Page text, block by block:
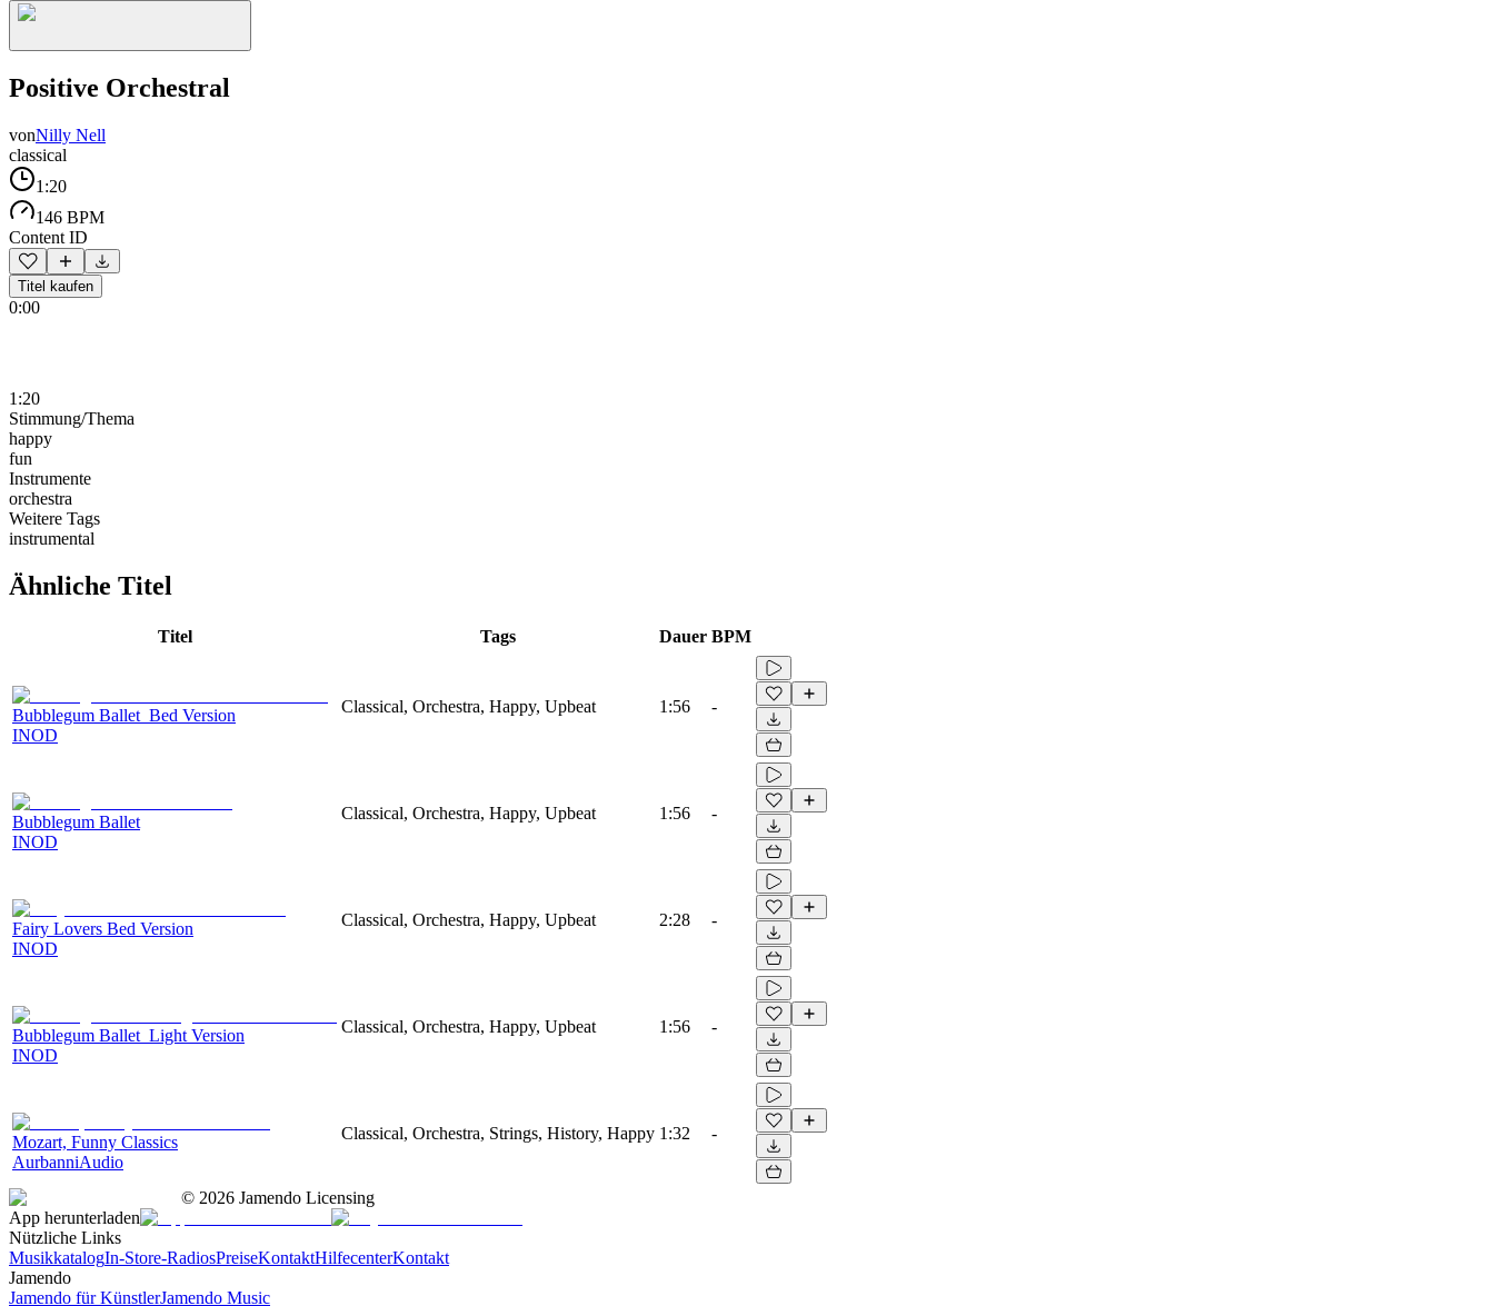
Positive Orchestral
vonNilly Nell
classical
1:20
146 BPM
Content ID
Titel kaufen
0:00
1:20
Stimmung/Thema
happy
fun
Instrumente
orchestra
Weitere Tags
instrumental
Ähnliche Titel
Titel Tags Dauer BPM
Bubblegum Ballet_Bed Version
INOD
Classical, Orchestra, Happy, Upbeat 1:56 -
Bubblegum Ballet
INOD
Classical, Orchestra, Happy, Upbeat 1:56 -
Fairy Lovers Bed Version
INOD
Classical, Orchestra, Happy, Upbeat 2:28 -
Bubblegum Ballet_Light Version
INOD
Classical, Orchestra, Happy, Upbeat 1:56 -
Mozart, Funny Classics
AurbanniAudio
Classical, Orchestra, Strings, History, Happy 1:32 -
© 2026 Jamendo Licensing
App herunterladen
Nützliche Links
MusikkatalogIn-Store-RadiosPreiseKontaktHilfecenterKontakt
Jamendo
Jamendo für KünstlerJamendo Music